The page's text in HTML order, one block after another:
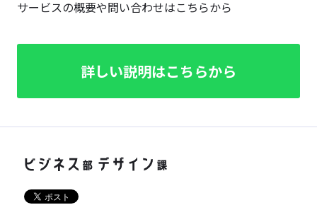
サービスの概要や問い合わせはこちらから
詳しい説明はこちらから